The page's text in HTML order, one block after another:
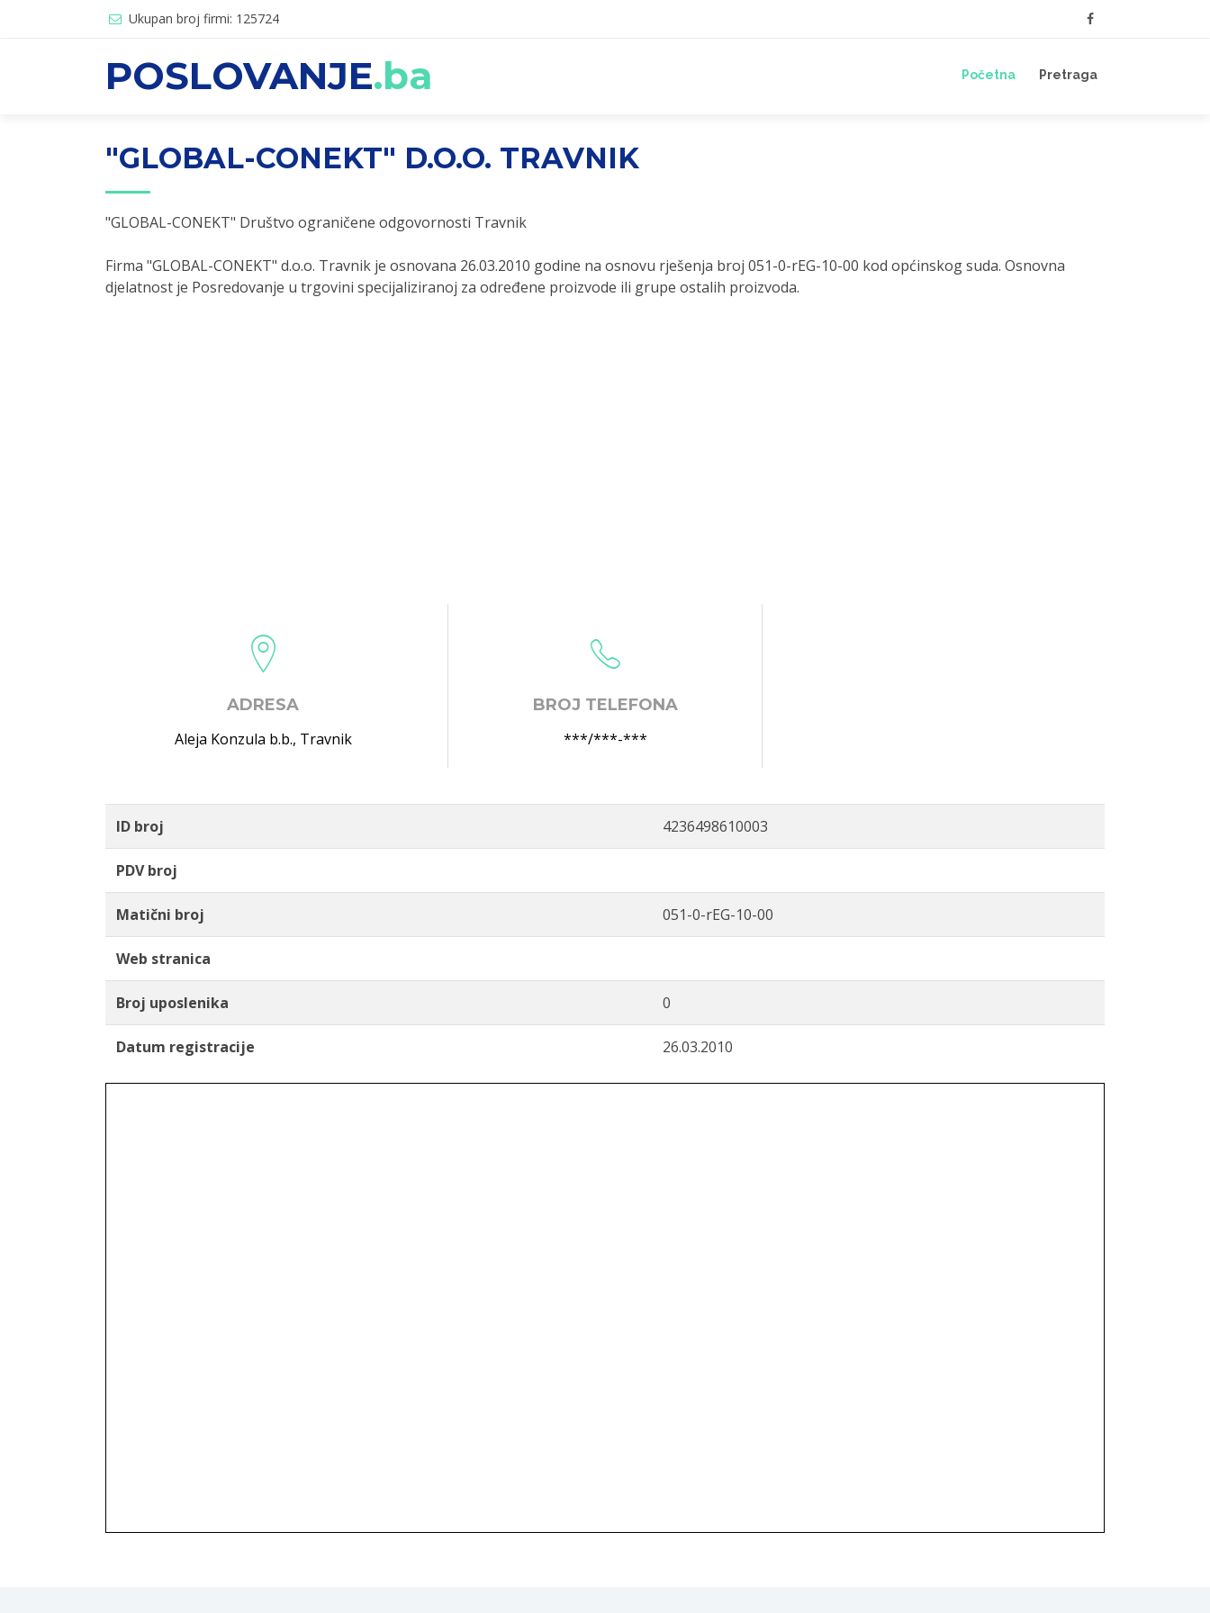
Ukupan broj firmi: 125724
POSLOVANJE.ba Početna Pretraga
"GLOBAL-CONEKT" D.O.O. TRAVNIK
"GLOBAL-CONEKT" Društvo ograničene odgovornosti Travnik
Firma "GLOBAL-CONEKT" d.o.o. Travnik je osnovana 26.03.2010 godine na osnovu rješenja broj 051-0-rEG-10-00 kod općinskog suda. Osnovna
djelatnost je Posredovanje u trgovini specijaliziranoj za određene proizvode ili grupe ostalih proizvoda.
ADRESA
Aleja Konzula b.b., Travnik
BROJ TELEFONA
***/***-***
ID broj 4236498610003
PDV broj
Matični broj 051-0-rEG-10-00
Web stranica
Broj uposlenika 0
Datum registracije 26.03.2010